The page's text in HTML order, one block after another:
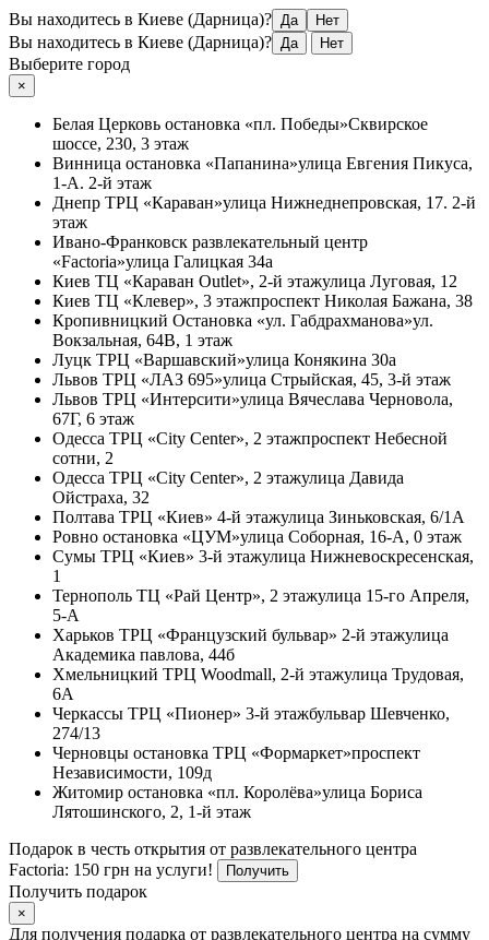
Вы находитесь в Киеве (Дарница)? Да Нет
Вы находитесь в Киеве (Дарница)? Да Нет
Выберите город
×
Белая Церковь остановка «пл. Победы»Сквирское
шоссе, 230, 3 этаж
Винница остановка «Папанина»улица Евгения Пикуса,
1-А. 2-й этаж
Днепр ТРЦ «Караван»улица Нижнеднепровская, 17. 2-й
этаж
Ивано-Франковск развлекательный центр
«Factoria»улица Галицкая 34а
Киев ТЦ «Караван Outlet», 2-й этажулица Луговая, 12
Киев ТЦ «Клевер», 3 этажпроспект Николая Бажана, 38
Кропивницкий Остановка «ул. Габдрахманова»ул.
Вокзальная, 64В, 1 этаж
Луцк ТРЦ «Варшавский»улица Конякина 30а
Львов ТРЦ «ЛАЗ 695»улица Стрыйская, 45, 3-й этаж
Львов ТРЦ «Интерсити»улица Вячеслава Черновола,
67Г, 6 этаж
Одесса ТРЦ «City Center», 2 этажпроспект Небесной
сотни, 2
Одесса ТРЦ «City Center», 2 этажулица Давида
Ойстраха, 32
Полтава ТРЦ «Киев» 4-й этажулица Зиньковская, 6/1А
Ровно остановка «ЦУМ»улица Соборная, 16-А, 0 этаж
Сумы ТРЦ «Киев» 3-й этажулица Нижневоскресенская,
1
Тернополь ТЦ «Рай Центр», 2 этажулица 15-го Апреля,
5-А
Харьков ТРЦ «Французский бульвар» 2-й этажулица
Академика павлова, 44б
Хмельницкий ТРЦ Woodmall, 2-й этажулица Трудовая,
6А
Черкассы ТРЦ «Пионер» 3-й этажбульвар Шевченко,
274/13
Черновцы остановка ТРЦ «Формаркет»проспект
Независимости, 109д
Житомир остановка «пл. Королёва»улица Бориса
Лятошинского, 2, 1-й этаж
Подарок в честь открытия от развлекательного центра
Factoria: 150 грн на услуги!
Получить
Получить подарок
×
Для получения подарка от развлекательного центра на сумму